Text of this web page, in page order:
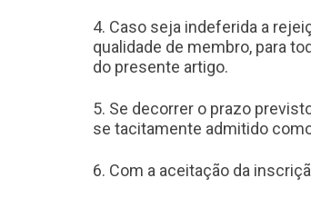
4. Caso seja indeferida a
qualidade de membro, para
do presente artigo.
5. Se decorrer o prazo
se tacitamente admitido
6. Com a aceitação da